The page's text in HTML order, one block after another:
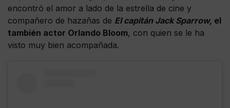
encontró el amor a lado de la estrella de cine y
compañero de hazañas de El capitán Jack Sparrow, el
también actor Orlando Bloom, con quien se le ha
visto muy bien acompañada.